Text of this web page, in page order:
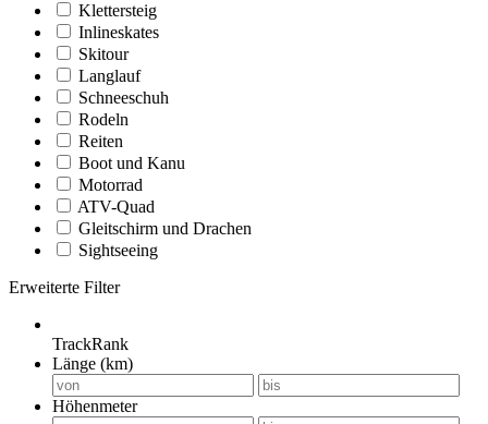
Klettersteig
Inlineskates
Skitour
Langlauf
Schneeschuh
Rodeln
Reiten
Boot und Kanu
Motorrad
ATV-Quad
Gleitschirm und Drachen
Sightseeing
Erweiterte Filter
TrackRank
Länge (km)
Höhenmeter